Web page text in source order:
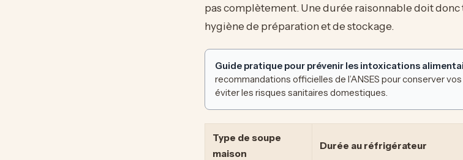
pas complètement. Une durée raisonnable doit
hygiène de préparation et de stockage.
Guide pratique pour prévenir les intoxications
recommandations officielles de l’ANSES pour conserver
éviter les risques sanitaires domestiques.
Type de soupe
maison
Durée au réfrigérateur